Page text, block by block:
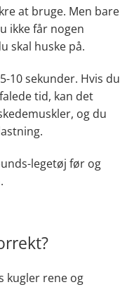
at bruge. Men bare
ikke får nogen
skal huske på.
10 sekunder. Hvis du
tid, kan det
og du
legetøj før og
kugler rene og